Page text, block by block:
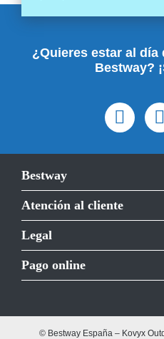
¿Quieres estar al día
Bestway?
Bestway
Atención al cliente
Legal
Pago online
© Bestway España – Kovyx